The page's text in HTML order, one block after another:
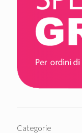
Categorie